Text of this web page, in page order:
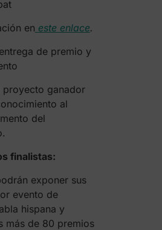
en este enlace.
de premio y
proyecto ganador
al
del
finalistas:
exponer sus
evento de
hispana y
más de 80 premios